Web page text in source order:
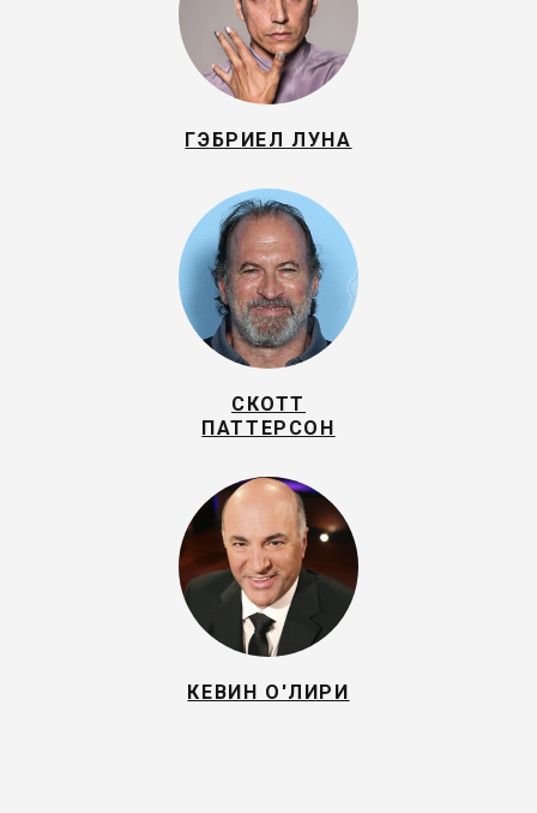
ГЭБРИЕЛ ЛУНА
СКОТТ
ПАТТЕРСОН
КЕВИН О'ЛИРИ